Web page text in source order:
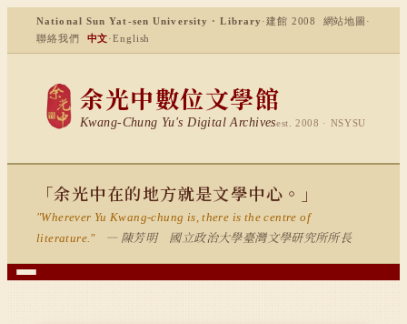
National Sun Yat-sen University · Library ·建館 2008 網站地圖 ·
聯絡我們
中文·English
余光中數位文學館
Kwang-Chung Yu's Digital Archivesest. 2008 · NSYSU
「余光中在的地方就是文學中心。」
"Wherever Yu Kwang-chung is, there is the centre of
literature."
— 陳芳明 國立政治大學臺灣文學研究所所長